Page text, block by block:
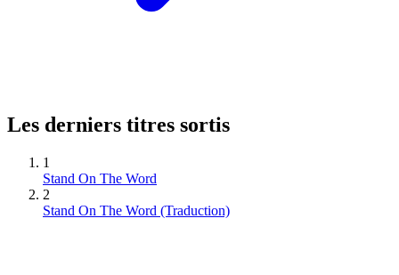
Les derniers titres sortis
1
Stand On The Word
2
Stand On The Word (Traduction)